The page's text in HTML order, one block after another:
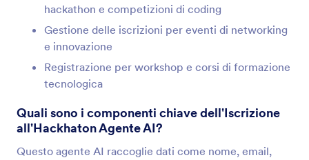
hackathon e competizioni di coding
Gestione delle iscrizioni per eventi di networking
e innovazione
Registrazione per workshop e corsi di formazione
tecnologica
Quali sono i componenti chiave dell'Iscrizione
all'Hackhaton Agente AI?
Questo agente AI raccoglie dati come nome, email,